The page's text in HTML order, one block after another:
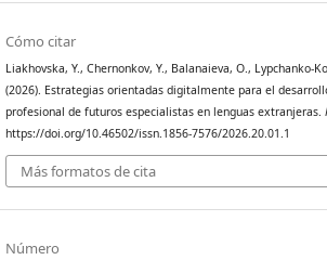
Cómo citar
Liakhovska, Y., Chernonkov, Y., Balanaieva, O., Lypchanko-
(2026). Estrategias orientadas digitalmente para el
profesional de futuros especialistas en lenguas extranjeras.
https://doi.org/10.46502/issn.1856-7576/2026.20.01.1
Más formatos de cita
Número